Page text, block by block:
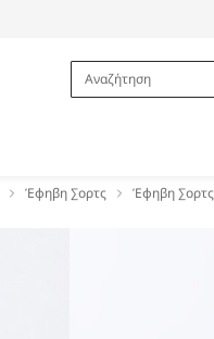
Έφηβη Σορτς Έφηβη Σορτς